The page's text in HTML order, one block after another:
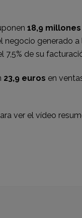
18,9 millones
negocio generado
7,5% de su
23,9 euros en
ver el vídeo